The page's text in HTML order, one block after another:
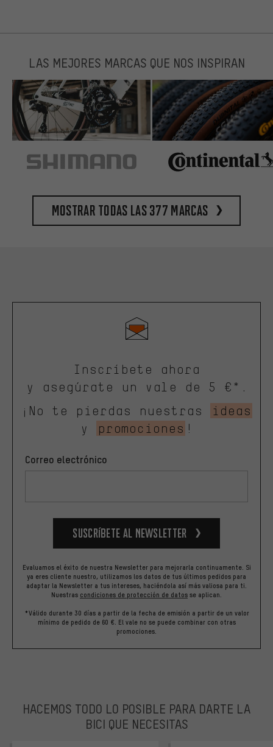
LAS MEJORES MARCAS QUE NOS INSPIRAN
Mostrar todas las 377 marcas
Inscríbete ahora
y asegúrate un vale de 5 €*.
¡No te pierdas nuestras
ideas
y
promociones !
Correo electrónico
Suscríbete al newsletter
Evaluamos el éxito de nuestra Newsletter para mejorarla continuamente. Si
ya eres cliente nuestro, utilizamos los datos de tus últimos pedidos para
adaptar la Newsletter a tus intereses, haciéndola así más valiosa para ti.
Nuestras condiciones de protección de datos se aplican.
*Válido durante 30 días a partir de la fecha de emisión a partir de un valor
mínimo de pedido de 60 €. El vale no se puede combinar con otras
promociones.
HACEMOS TODO LO POSIBLE PARA DARTE LA
BICI QUE NECESITAS